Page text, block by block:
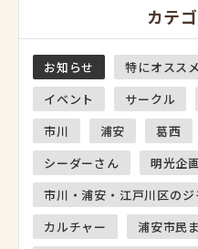
カテ
お知らせ 特にオススメ
イベント
サークル
市川
浦安 葛西
シーダーさん
明光企
市川・浦安・江戸川区の
カルチャー
浦安市民